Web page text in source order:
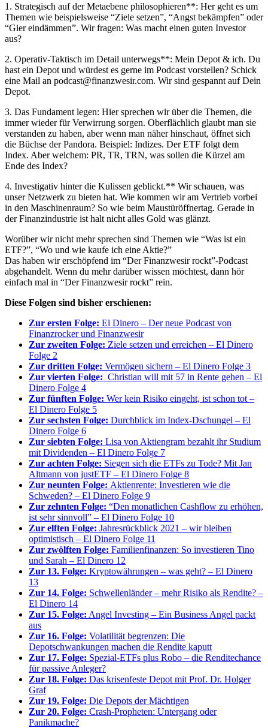
1. Strategisch auf der Metaebene philosophieren**: Her geht es um
Themen wie beispielsweise “Ziele setzen”, “Angst bekämpfen” oder
“Gier eindämmen”. Wir fragen: Was macht einen guten Investor
aus?
2. Operativ-Taktisch im Detail unterwegs**: Mein Depot & ich. Du
hast ein Depot und würdest es gerne im Podcast vorstellen? Schick
eine Mail an podcast@finanzwesir.com. Wir sind gespannt auf Dein
Depot.
3. Das Fundament legen: Hier sprechen wir über die Themen, die
immer wieder für Verwirrung sorgen. Oberflächlich glaubt man sie
verstanden zu haben, aber wenn man näher hinschaut, öffnet sich
die Büchse der Pandora. Beispiel: Indizes. Der ETF folgt dem
Index. Aber welchem: PR, TR, TRN, was sollen die Kürzel am
Ende des Index?
4. Investigativ hinter die Kulissen geblickt.** Wir schauen, was
unser Netzwerk zu bieten hat. Wie kommen wir am Vertrieb vorbei
in den Maschinenraum? So wie beim Maustüröffnertag. Gerade in
der Finanzindustrie ist halt nicht alles Gold was glänzt.
Worüber wir nicht mehr sprechen sind Themen wie “Was ist ein
ETF?”, “Wo und wie kaufe ich eine Aktie?”
Das haben wir erschöpfend im “Der Finanzwesir rockt”-Podcast
abgehandelt. Wenn du mehr darüber wissen möchtest, dann hör
einfach mal in “Der Finanzwesir rockt” rein.
Diese Folgen sind bisher erschienen:
Zur ersten Folge: El Dinero – Der neue Podcast von
Finanzrocker und Finanzwesir
Zur zweiten Folge: Ziele setzen und erreichen – El Dinero
Folge 2
Zur dritten Folge: Vermögen sichern – El Dinero Folge 3
Zur vierten Folge: Christian will mit 57 in Rente gehen – El
Dinero Folge 4
Zur fünften Folge: Wer kein Risiko eingeht, ist schon tot –
El Dinero Folge 5
Zur sechsten Folge: Durchblick im Index-Dschungel – El
Dinero Folge 6
Zur siebten Folge: Lisa von Aktiengram bezahlt ihr Studium
mit Dividenden – El Dinero Folge 7
Zur achten Folge: Siegen sich die ETFs zu Tode? Mit Jan
Altmann von justETF – El Dinero Folge 8
Zur neunten Folge: Aktienrente: Investieren wie die
Schweden? – El Dinero Folge 9
Zur zehnten Folge: “Den monatlichen Cashflow zu erhöhen,
ist sehr sinnvoll” – El Dinero Folge 10
Zur elften Folge: Jahresrückblick 2021 – wir bleiben
optimistisch – El Dinero Folge 11
Zur zwölften Folge: Familienfinanzen: So investieren Tino
und Sarah – El Dinero 12
Zur 13. Folge: Kryptowährungen – was geht? – El Dinero
13
Zur 14. Folge: Schwellenländer – mehr Risiko als Rendite? –
El Dinero 14
Zur 15. Folge: Angel Investing – Ein Business Angel packt
aus
Zur 16. Folge: Volatilität begrenzen: Die
Depotschwankungen machen die Rendite kaputt
Zur 17. Folge: Spezial-ETFs plus Robo – die Renditechance
für passive Anleger?
Zur 18. Folge: Das krisenfeste Depot mit Prof. Dr. Holger
Graf
Zur 19. Folge: Die Depots der Mächtigen
Zur 20. Folge: Crash-Propheten: Untergang oder
Panikmache?